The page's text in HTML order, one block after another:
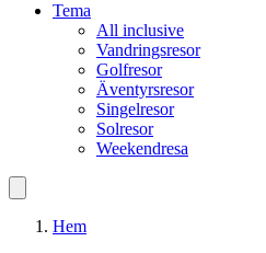
Tema
All inclusive
Vandringsresor
Golfresor
Äventyrsresor
Singelresor
Solresor
Weekendresa
Hem